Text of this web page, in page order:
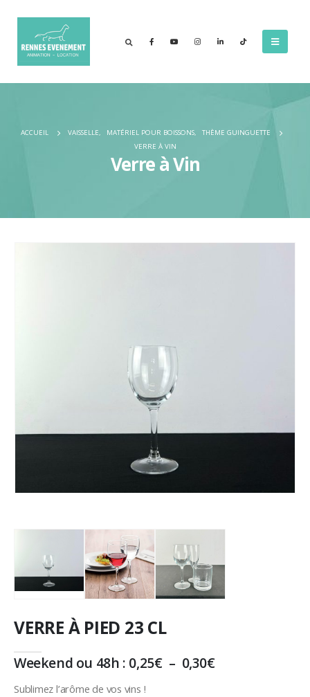
ACCUEIL VAISSELLE, MATÉRIEL POUR BOISSONS,
THÈME GUINGUETTE
VERRE À VIN
Verre à Vin
VERRE À PIED 23 CL
Weekend ou 48h : 0,25€ – 0,30€Plage
Sublimez l’arôme de vos vins !